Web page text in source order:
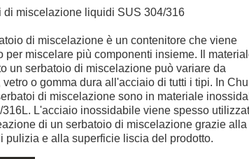
di miscelazione liquidi SUS 304/316
di miscelazione è un contenitore che viene
per miscelare più componenti insieme. Il
un serbatoio di miscelazione può variare da
vetro o gomma dura all'acciaio di tutti i tipi. In
di miscelazione sono in materiale
316L. L'acciaio inossidabile viene spesso
di un serbatoio di miscelazione grazie alla
pulizia e alla superficie liscia del prodotto.